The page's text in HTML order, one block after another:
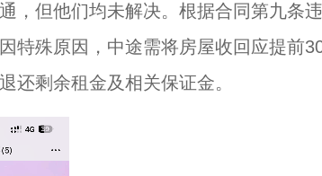
，但他们均未解决。根据合同第九条
特殊原因，中途需将房屋收回应提前
还剩余租金及相关保证金。